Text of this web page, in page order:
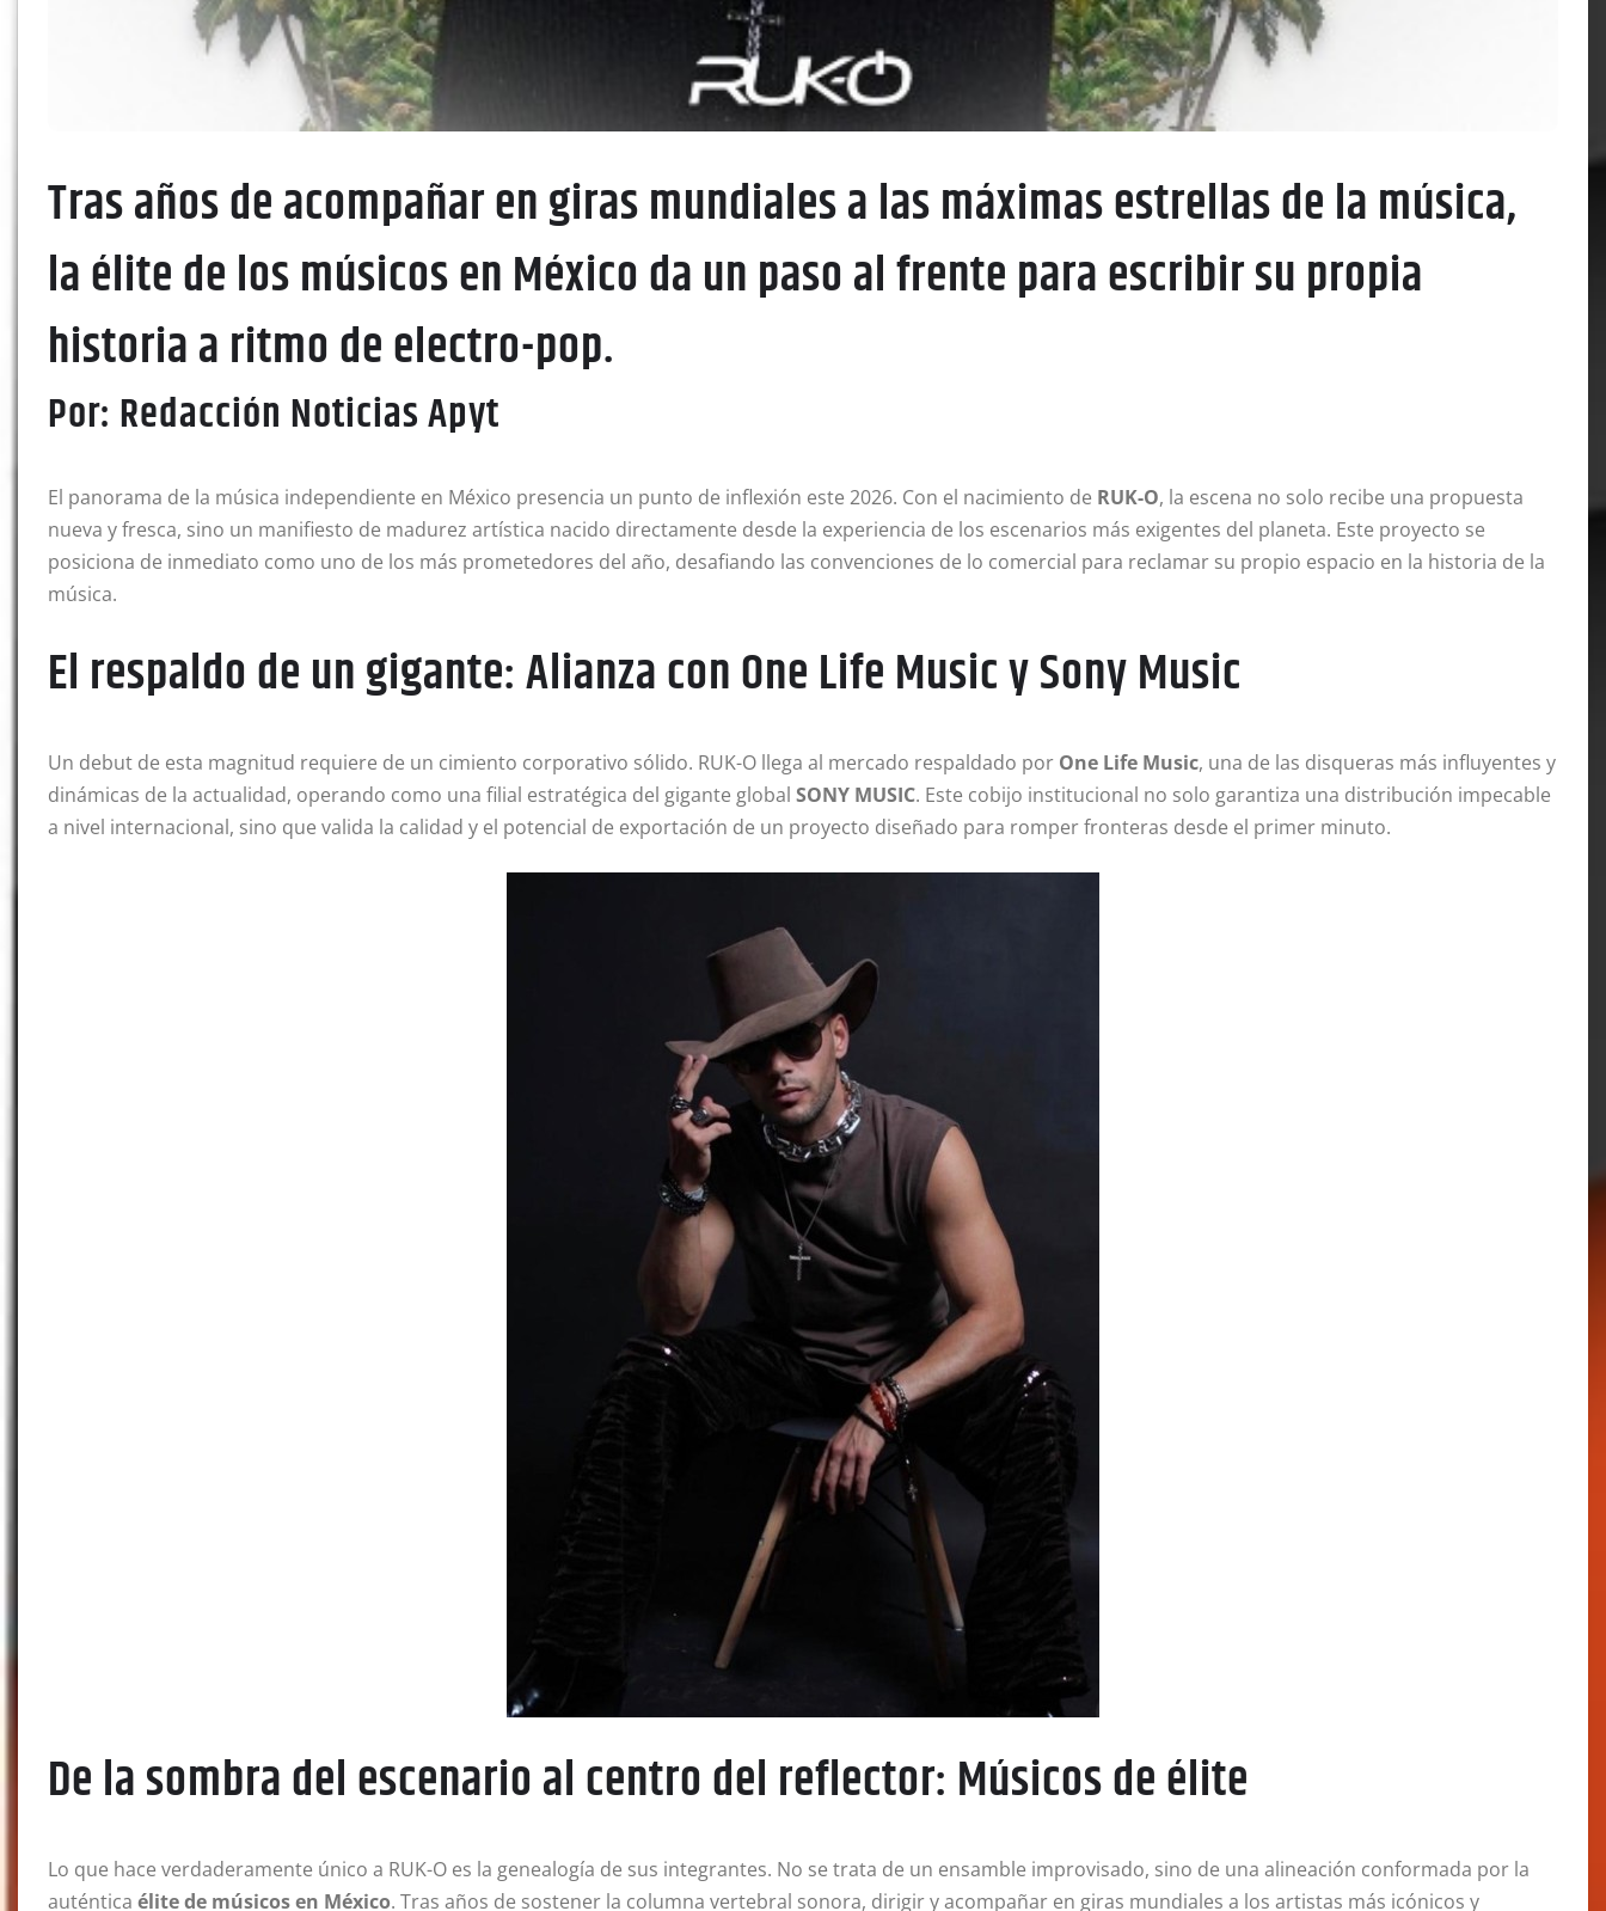
Tras años de acompañar en giras mundiales a las máximas estrellas de la música,
la élite de los músicos en México da un paso al frente para escribir su propia
historia a ritmo de electro-pop.
Por: Redacción Noticias Apyt
El panorama de la música independiente en México presencia un punto de inflexión este 2026. Con el nacimiento de RUK-O, la escena no solo recibe una propuesta
nueva y fresca, sino un manifiesto de madurez artística nacido directamente desde la experiencia de los escenarios más exigentes del planeta. Este proyecto se
posiciona de inmediato como uno de los más prometedores del año, desafiando las convenciones de lo comercial para reclamar su propio espacio en la historia de la
música.
El respaldo de un gigante: Alianza con One Life Music y Sony Music
Un debut de esta magnitud requiere de un cimiento corporativo sólido. RUK-O llega al mercado respaldado por One Life Music, una de las disqueras más influyentes y
dinámicas de la actualidad, operando como una filial estratégica del gigante global SONY MUSIC. Este cobijo institucional no solo garantiza una distribución impecable
a nivel internacional, sino que valida la calidad y el potencial de exportación de un proyecto diseñado para romper fronteras desde el primer minuto.
De la sombra del escenario al centro del reflector: Músicos de élite
Lo que hace verdaderamente único a RUK-O es la genealogía de sus integrantes. No se trata de un ensamble improvisado, sino de una alineación conformada por la
auténtica élite de músicos en México. Tras años de sostener la columna vertebral sonora, dirigir y acompañar en giras mundiales a los artistas más icónicos y